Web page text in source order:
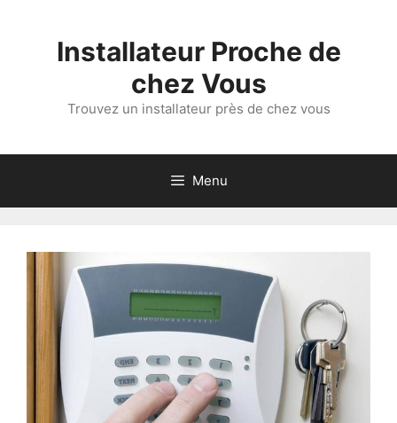
Installateur Proche de
chez Vous
Trouvez un installateur près de chez vous
Menu